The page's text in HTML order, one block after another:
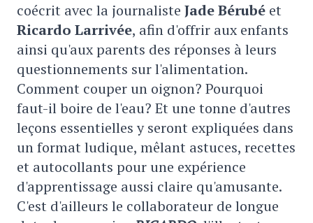
coécrit avec la journaliste Jade Bérubé et
Ricardo Larrivée, afin d'offrir aux enfants
ainsi qu'aux parents des réponses à leurs
questionnements sur l'alimentation.
Comment couper un oignon? Pourquoi
faut-il boire de l'eau? Et une tonne d'autres
leçons essentielles y seront expliquées dans
un format ludique, mêlant astuces, recettes
et autocollants pour une expérience
d'apprentissage aussi claire qu'amusante.
C'est d'ailleurs le collaborateur de longue